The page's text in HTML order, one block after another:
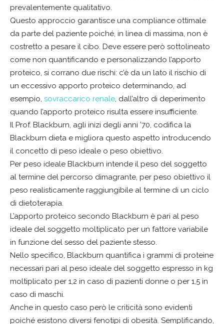
prevalentemente qualitativo.
Questo approccio garantisce una compliance ottimale
da parte del paziente poiché, in linea di massima, non è
costretto a pesare il cibo. Deve essere però sottolineato
come non quantificando e personalizzando l’apporto
proteico, si corrano due rischi: c’è da un lato il rischio di
un eccessivo apporto proteico determinando, ad
esempio, sovraccarico renale, dall’altro di deperimento
quando l’apporto proteico risulta essere insufficiente.
Il Prof. Blackburn, agli inizi degli anni ’70, codifica la
Blackburn dieta e migliora questo aspetto introducendo
il concetto di peso ideale o peso obiettivo.
Per peso ideale Blackburn intende il peso del soggetto
al termine del percorso dimagrante, per peso obiettivo il
peso realisticamente raggiungibile al termine di un ciclo
di dietoterapia.
L’apporto proteico secondo Blackburn è pari al peso
ideale del soggetto moltiplicato per un fattore variabile
in funzione del sesso del paziente stesso.
Nello specifico, Blackburn quantifica i grammi di proteine
necessari pari al peso ideale del soggetto espresso in kg
moltiplicato per 1,2 in caso di pazienti donne o per 1,5 in
caso di maschi.
Anche in questo caso però le criticità sono evidenti
poiché esistono diversi fenotipi di obesità. Semplificando,